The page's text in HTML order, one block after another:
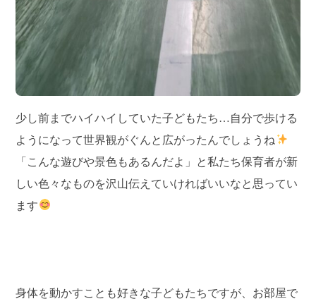
少し前までハイハイしていた子どもたち…自分で歩ける
ようになって世界観がぐんと広がったんでしょうね
「こんな遊びや景色もあるんだよ」と私たち保育者が新
しい色々なものを沢山伝えていければいいなと思ってい
ます
身体を動かすことも好きな子どもたちですが、お部屋で